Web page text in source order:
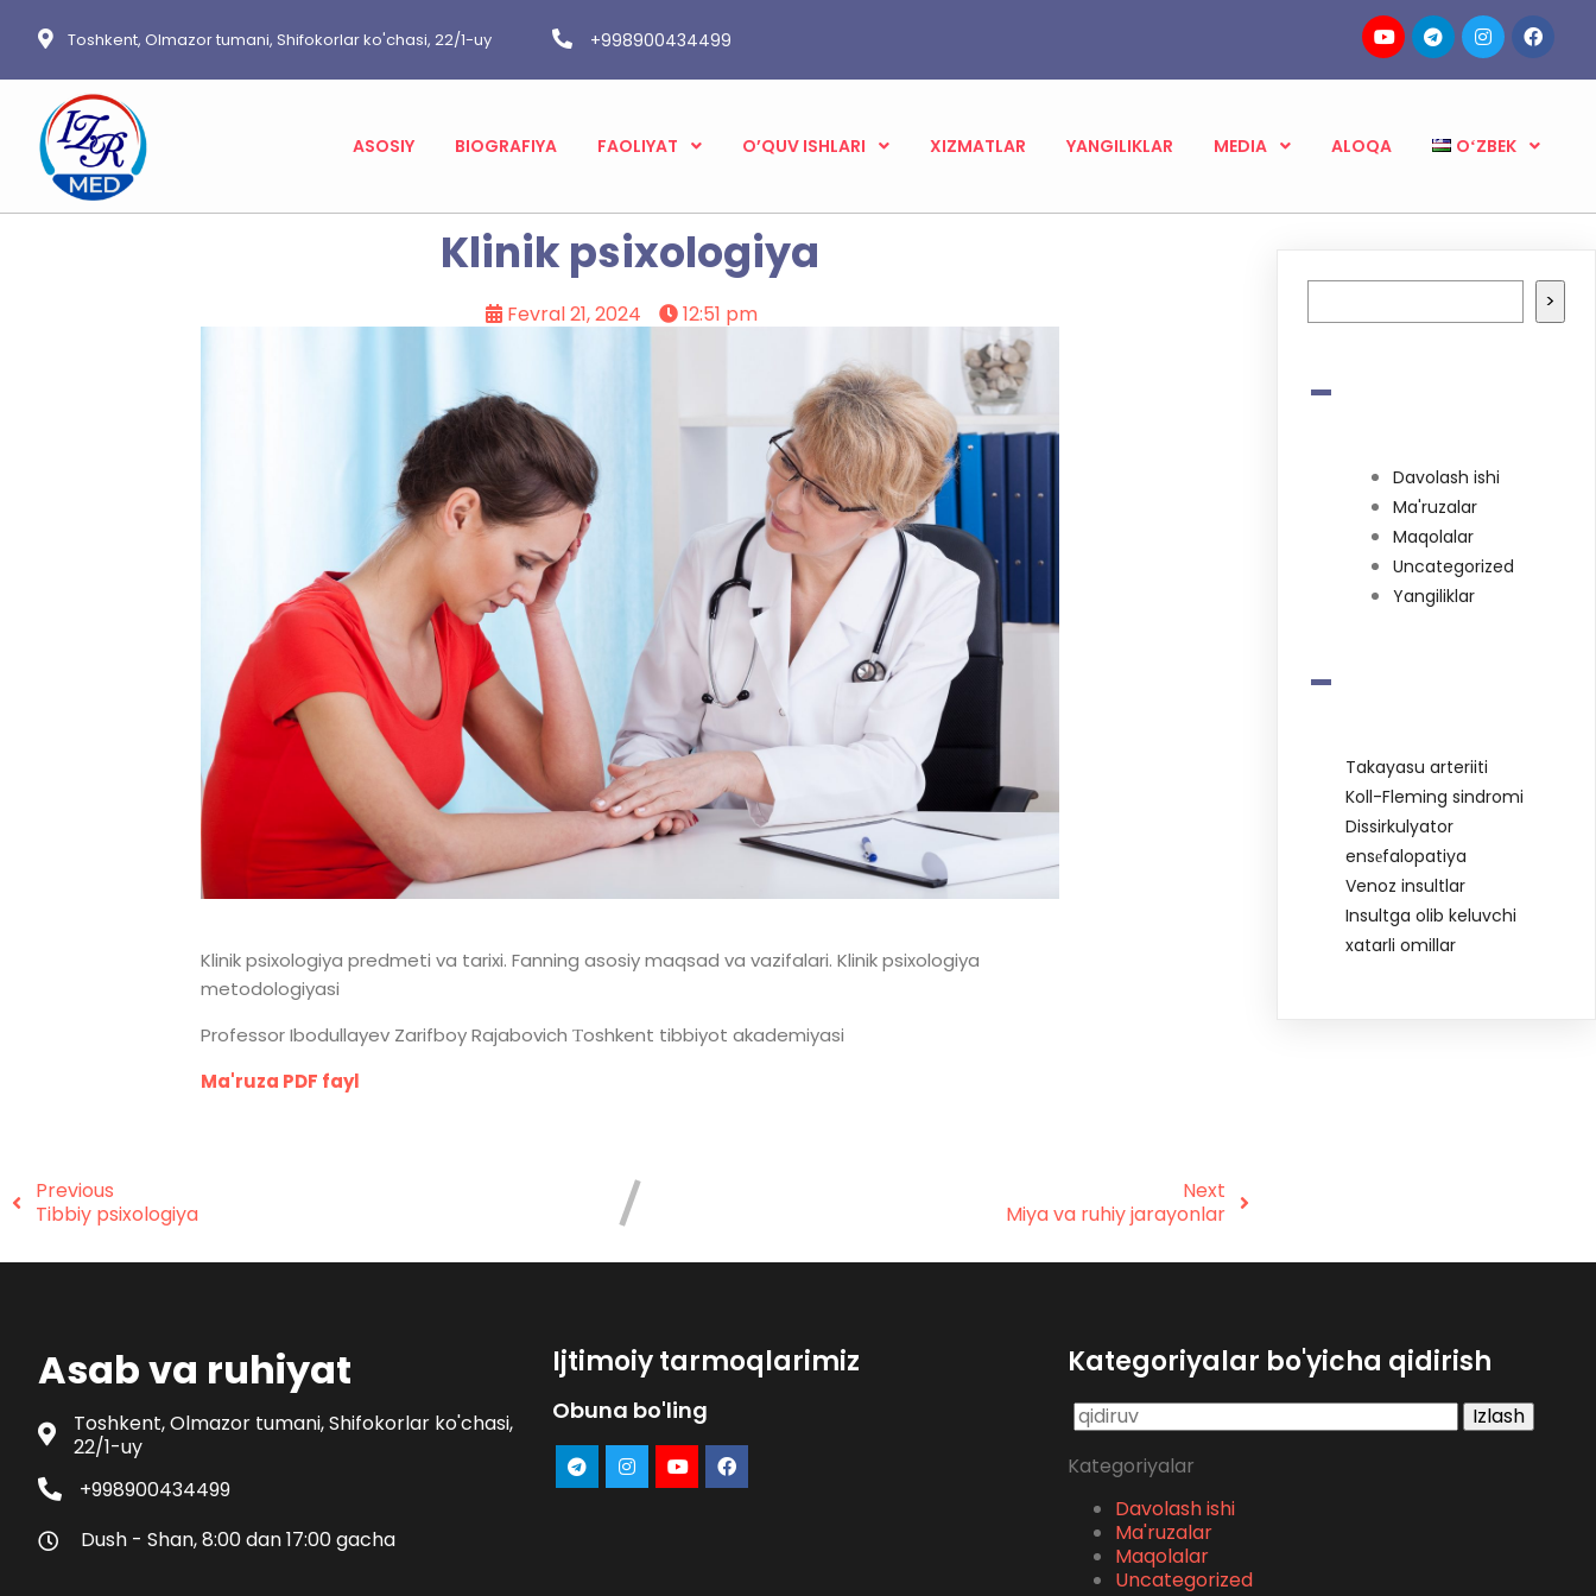
Toshkent, Olmazor tumani, Shifokorlar ko'chasi, 22/1-uy +998900434499
ASOSIY BIOGRAFIYA FAOLIYAT O’QUV ISHLARI XIZMATLAR YANGILIKLAR MEDIA ALOQA OʻZBEK
Klinik psixologiya
Fevral 21, 2024 12:51 pm
Klinik psixologiya predmeti va tarixi. Fanning asosiy maqsad va vazifalari. Klinik psixologiya
metodologiyasi
Professor Ibodullayev Zarifboy Rajabovich Тoshkent tibbiyot akademiyasi
Ma'ruza PDF fayl
Previous
Tibbiy psixologiya
Next
Miya va ruhiy jarayonlar
Izlash >
-
Davolash ishi
Ma'ruzalar
Maqolalar
Uncategorized
Yangiliklar
-
Takayasu arteriiti
Koll-Fleming sindromi
Dissirkulyator
ensеfalopatiya
Venoz insultlar
Insultga olib keluvchi
xatarli omillar
Asab va ruhiyat
Toshkent, Olmazor tumani, Shifokorlar ko'chasi,
22/1-uy
+998900434499
Dush - Shan, 8:00 dan 17:00 gacha
Ijtimoiy tarmoqlarimiz
Obuna bo'ling
Kategoriyalar bo'yicha qidirish
Qidirshish:
Kategoriyalar
Davolash ishi
Ma'ruzalar
Maqolalar
Uncategorized